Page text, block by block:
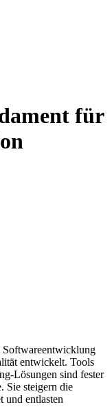
für
Softwareentwicklung
entwickelt. Tools
Lösungen sind fester
Sie steigern die
und entlasten